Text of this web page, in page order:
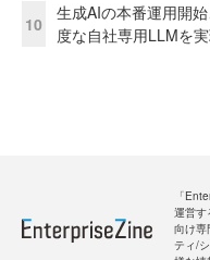
10
生成AIの本番運用開
度な自社専用LLMを
「
運営す
向け専
ティ/